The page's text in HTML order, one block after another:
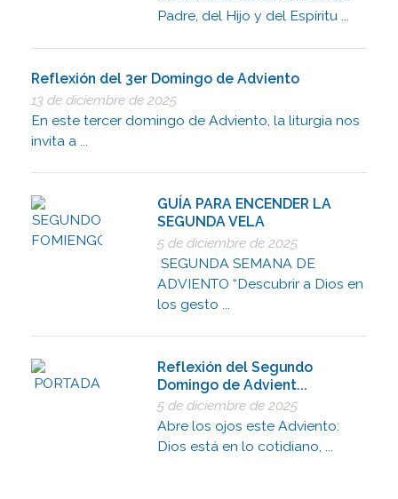
Padre, del Hijo y del Espíritu ...
Reflexión del 3er Domingo de Adviento
13 de diciembre de 2025
En este tercer domingo de Adviento, la liturgia nos
invita a ...
GUÍA PARA ENCENDER LA
SEGUNDA VELA
5 de diciembre de 2025
SEGUNDA SEMANA DE
ADVIENTO “Descubrir a Dios en
los gesto ...
Reflexión del Segundo
Domingo de Advient...
5 de diciembre de 2025
Abre los ojos este Adviento:
Dios está en lo cotidiano, ...